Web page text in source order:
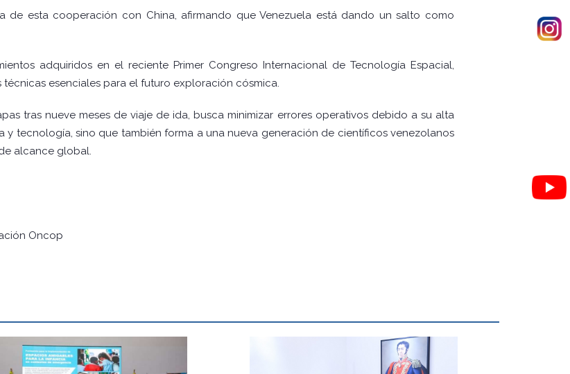
de esta cooperación con China, afirmando que Venezuela está dando un salto como
adquiridos en el reciente Primer Congreso Internacional de Tecnología Espacial,
esenciales para el futuro exploración cósmica.
tras nueve meses de viaje de ida, busca minimizar errores operativos debido a su alta
y tecnología, sino que también forma a una nueva generación de científicos venezolanos
alcance global.
Oncop